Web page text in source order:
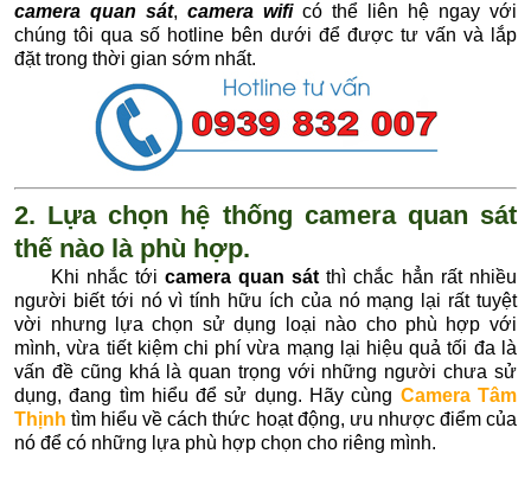
camera quan sát,camera wificó thể liên hệ ngay với
chúng tôi qua số hotline bên dưới để được tư vấn và lắp
đặt trong thời gian sớm nhất.
2. Lựa chọn hệ thống camera quan sát
thế nào là phù hợp.
Khi nhắc tớicamera quan sát thì chắc hẳn rất nhiều
người biết tới nó vì tính hữu ích của nó mạng lại rất tuyệt
vời nhưng lựa chọn sử dụng loại nào cho phù hợp với
mình, vừa tiết kiệm chi phí vừa mạng lại hiệu quả tối đa là
vấn đề cũng khá là quan trọng với những người chưa sử
dụng, đang tìm hiểu để sử dụng. Hãy cùng Camera Tâm
Thịnh tìm hiểu về cách thức hoạt động, ưu nhược điểm của
nó để có những lựa phù hợp chọn cho riêng mình.